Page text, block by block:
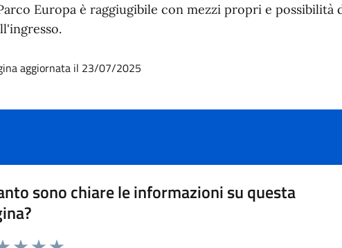
Europa è raggiugibile con mezzi propri e possibilità
aggiornata il 23/07/2025
sono chiare le informazioni su questa
1 a 5 stelle la pagina